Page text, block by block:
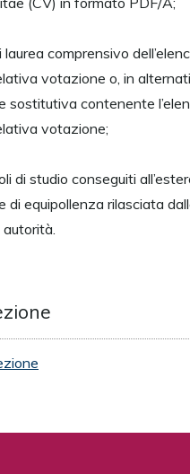
comprensivo
votazione o, in
sostitutiva contenente
votazione;
di studio conseguiti
di equipollenza rilasciata